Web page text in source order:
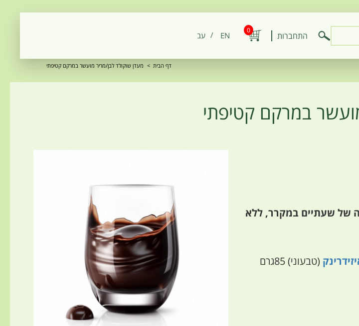
התחברות 0
EN ‫עב‬
דף הבית > מעדן שוקולד לבן/מריר מועשר במרקם קטיפתי
במרקם קטיפתי
של שעתיים במקרר, ללא
(טבעוני) 85גרם